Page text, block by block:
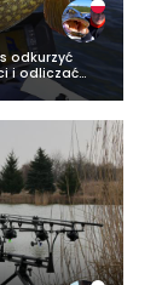
odkurzyć
i odliczać